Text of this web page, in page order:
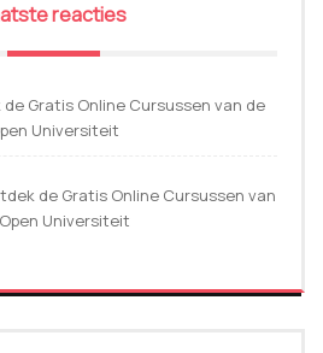
reacties
Gratis Online Cursussen van de
Universiteit
de Gratis Online Cursussen van
Universiteit